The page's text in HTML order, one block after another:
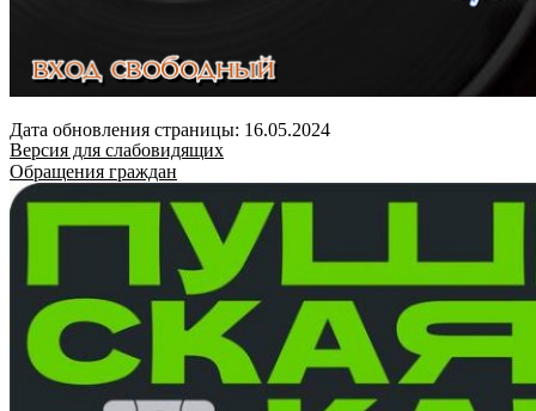
Дата обновления страницы: 16.05.2024
Версия для слабовидящих
Обращения граждан